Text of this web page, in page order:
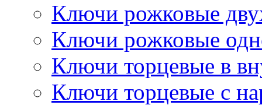
Ключи рожковые
Ключи рожковые
Ключи торцевые в
Ключи торцевые с